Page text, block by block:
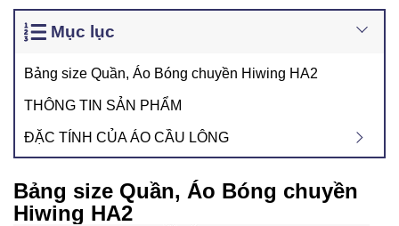
Mục lục
Bảng size Quần, Áo Bóng chuyền Hiwing HA2
THÔNG TIN SẢN PHẨM
ĐẶC TÍNH CỦA ÁO CẦU LÔNG
Bảng size Quần, Áo Bóng chuyền
Hiwing HA2